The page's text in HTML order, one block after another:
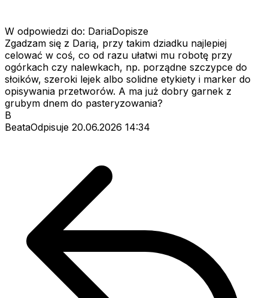
W odpowiedzi do: DariaDopisze
Zgadzam się z Darią, przy takim dziadku najlepiej
celować w coś, co od razu ułatwi mu robotę przy
ogórkach czy nalewkach, np. porządne szczypce do
słoików, szeroki lejek albo solidne etykiety i marker do
opisywania przetworów. A ma już dobry garnek z
grubym dnem do pasteryzowania?
B
BeataOdpisuje 20.06.2026 14:34